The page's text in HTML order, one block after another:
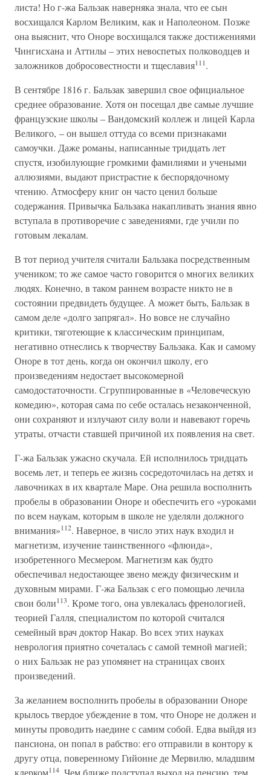
листа! Но г-жа Бальзак наверняка знала, что ее сын
восхищался Карлом Великим, как и Наполеоном. Позже
она выяснит, что Оноре восхищался также достижениями
Чингисхана и Аттилы – этих невоспетых полководцев и
заложников добросовестности и тщеславия111.
В сентябре 1816 г. Бальзак завершил свое официальное
среднее образование. Хотя он посещал две самые лучшие
французские школы – Вандомский коллеж и лицей Карла
Великого, – он вышел оттуда со всеми признаками
самоучки. Даже романы, написанные тридцать лет
спустя, изобилующие громкими фамилиями и учеными
аллюзиями, выдают пристрастие к беспорядочному
чтению. Атмосферу книг он часто ценил больше
содержания. Привычка Бальзака накапливать знания явно
вступала в противоречие с заведениями, где учили по
готовым лекалам.
В тот период учителя считали Бальзака посредственным
учеником; то же самое часто говорится о многих великих
людях. Конечно, в таком раннем возрасте никто не в
состоянии предвидеть будущее. А может быть, Бальзак в
самом деле «долго запрягал». Но вовсе не случайно
критики, тяготеющие к классическим принципам,
негативно отнеслись к творчеству Бальзака. Как и самому
Оноре в тот день, когда он окончил школу, его
произведениям недостает высокомерной
самодостаточности. Сгруппированные в «Человеческую
комедию», которая сама по себе осталась незаконченной,
они сохраняют и излучают силу воли и навевают горечь
утраты, отчасти ставшей причиной их появления на свет.
Г-жа Бальзак ужасно скучала. Ей исполнилось тридцать
восемь лет, и теперь ее жизнь сосредоточилась на детях и
лавочниках в их квартале Маре. Она решила восполнить
пробелы в образовании Оноре и обеспечить его «уроками
по всем наукам, которым в школе не уделяли должного
внимания»112. Наверное, в число этих наук входил и
магнетизм, изучение таинственного «флюида»,
изобретенного Месмером. Магнетизм как будто
обеспечивал недостающее звено между физическим и
духовным мирами. Г-жа Бальзак с его помощью лечила
свои боли113. Кроме того, она увлекалась френологией,
теорией Галля, специалистом по которой считался
семейный врач доктор Накар. Во всех этих науках
неврология приятно сочеталась с самой темной магией;
о них Бальзак не раз упомянет на страницах своих
произведений.
За желанием восполнить пробелы в образовании Оноре
крылось твердое убеждение в том, что Оноре не должен и
минуты проводить наедине с самим собой. Едва выйдя из
пансиона, он попал в рабство: его отправили в контору к
другу отца, поверенному Гийонне де Мервилю, младшим
клерком114 . Чем ближе подступал выход на пенсию, тем